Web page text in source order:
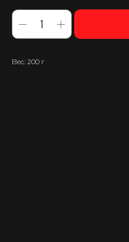
Вес: 200 г